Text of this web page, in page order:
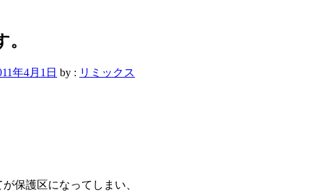
年4月1日 by : リミックス
保護区になってしまい、